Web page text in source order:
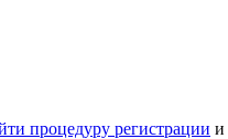
процедуру регистрации и